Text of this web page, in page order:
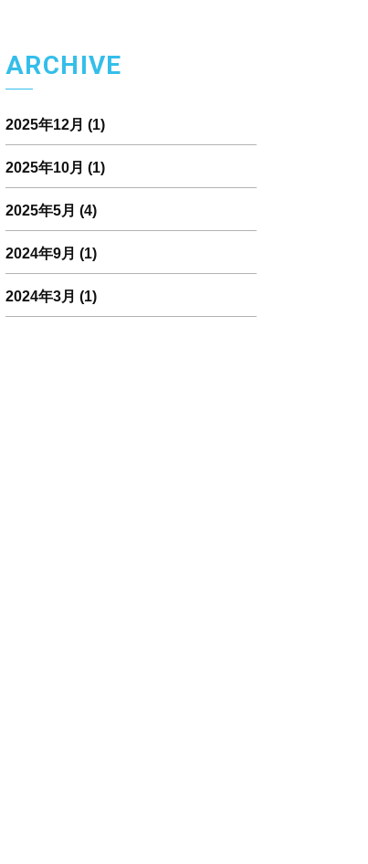
ARCHIVE
2025年12月 (1)
2025年10月 (1)
2025年5月 (4)
2024年9月 (1)
2024年3月 (1)